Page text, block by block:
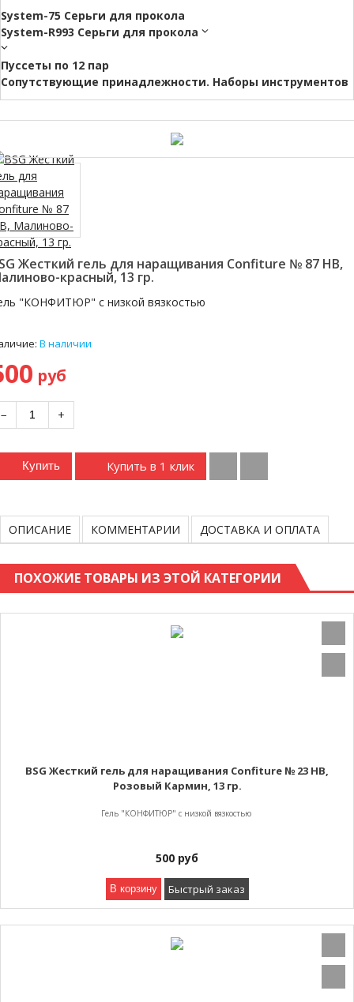
System-75 Серьги для прокола
System-R993 Серьги для прокола
Пуссеты по 12 пар
Cопутствующие принадлежности. Наборы инструментов
Жесткий гель для наращивания Confiture № 87 HB,
красный, 13 гр.
"КОНФИТЮР" с низкой вязкостью
В наличии
руб
− +
Купить Купить в 1 клик
ОПИСАНИЕ КОММЕНТАРИИ ДОСТАВКА И ОПЛАТА
ПОХОЖИЕ ТОВАРЫ ИЗ ЭТОЙ КАТЕГОРИИ
BSG Жесткий гель для наращивания Confiture № 23 HB,
Розовый Кармин, 13 гр.
Гель "КОНФИТЮР" с низкой вязкостью
500 руб
В корзину Быстрый заказ